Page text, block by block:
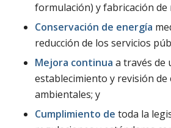
formulación) y fabricación
Conservación de energía
reducción de los servicios
Mejora continua a través de
establecimiento y revisión de
ambientales; y
Cumplimiento de toda la